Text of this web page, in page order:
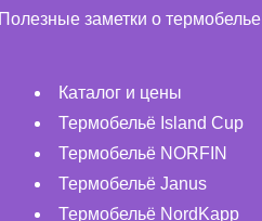
Полезные заметки о термобелье
Каталог и цены
Термобельё Island Cup
Термобельё NORFIN
Термобельё Janus
Термобельё NordKapp